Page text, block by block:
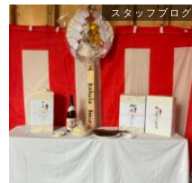
スタッフブログ